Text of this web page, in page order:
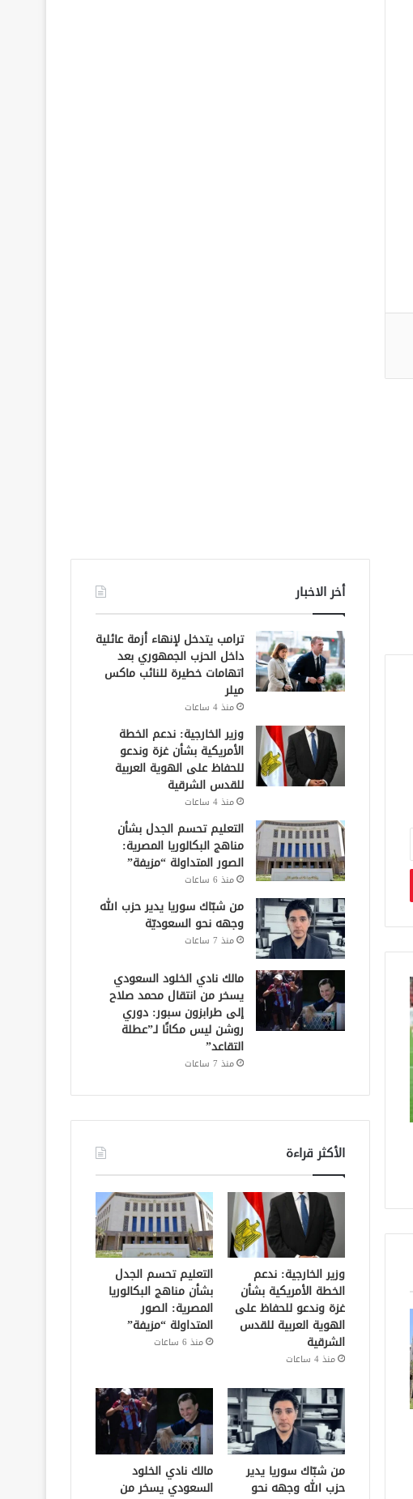
أخر الاخبار
ترامب يتدخل لإنهاء أزمة عائلية
داخل الحزب الجمهوري بعد
اتهامات خطيرة للنائب ماكس
ميلر
منذ 4 ساعات
وزير الخارجية: ندعم الخطة
الأمريكية بشأن غزة وندعو
للحفاظ على الهوية العربية
للقدس الشرقية
منذ 4 ساعات
التعليم تحسم الجدل بشأن
مناهج البكالوريا المصرية:
الصور المتداولة “مزيفة”
منذ 6 ساعات
من شبّاك سوريا يدير حزب الله
وجهه نحو السعوديّة
منذ 7 ساعات
مالك نادي الخلود السعودي
يسخر من انتقال محمد صلاح
إلى طرابزون سبور: دوري
روشن ليس مكانًا لـ”عطلة
التقاعد”
منذ 7 ساعات
الأكثر قراءة
وزير الخارجية: ندعم
الخطة الأمريكية بشأن
غزة وندعو للحفاظ على
الهوية العربية للقدس
الشرقية
منذ 4 ساعات
التعليم تحسم الجدل
بشأن مناهج البكالوريا
المصرية: الصور
المتداولة “مزيفة”
منذ 6 ساعات
من شبّاك سوريا يدير
حزب الله وجهه نحو
مالك نادي الخلود
السعودي يسخر من